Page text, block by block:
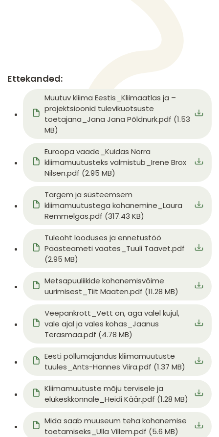
Ettekanded:
DocumentMuutuv kliima Eestis_Kliimaatlas ja –
projektsioonid tulevikuotsuste
toetajana_Jana Jana Põldnurk.pdf (1.53
MB)
DocumentEuroopa vaade_Kuidas Norra
kliimamuutusteks valmistub_Irene Brox
Nilsen.pdf (2.95 MB)
DocumentTargem ja süsteemsem
kliimamuutustega kohanemine_Laura
Remmelgas.pdf (317.43 KB)
DocumentTuleoht looduses ja ennetustöö
Päästeameti vaates_Tuuli Taavet.pdf
(2.95 MB)
DocumentMetsapuuliikide kohanemisvõime
uurimisest_Tiit Maaten.pdf (11.28 MB)
DocumentVeepankrott_Vett on, aga valel kujul,
vale ajal ja vales kohas_Jaanus
Terasmaa.pdf (4.78 MB)
DocumentEesti põllumajandus kliimamuutuste
tuules_Ants-Hannes Viira.pdf (1.37 MB)
DocumentKliimamuutuste mõju tervisele ja
elukeskkonnale_Heidi Käär.pdf (1.28 MB)
DocumentMida saab muuseum teha kohanemise
toetamiseks_Ulla Villem.pdf (5.6 MB)